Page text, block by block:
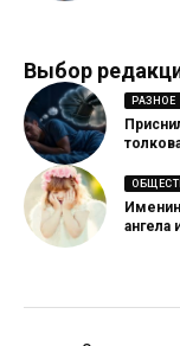
Выбор
РАЗНОЕ
ангела